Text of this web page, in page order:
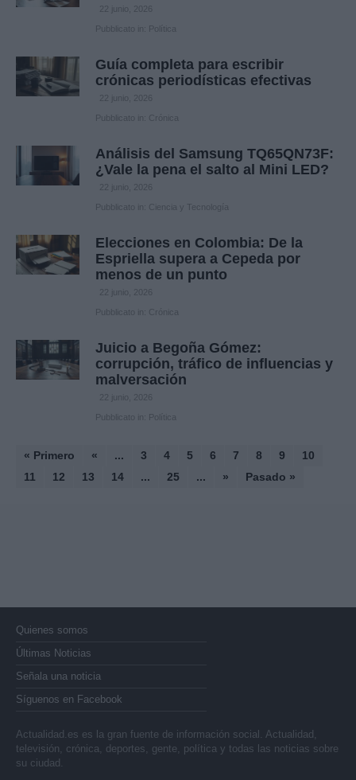
22 junio, 2026
Pubblicato in: Política
Guía completa para escribir
crónicas periodísticas efectivas
22 junio, 2026
Pubblicato in: Crónica
Análisis del Samsung TQ65QN73F:
¿Vale la pena el salto al Mini LED?
22 junio, 2026
Pubblicato in: Ciencia y Tecnología
Elecciones en Colombia: De la
Espriella supera a Cepeda por
menos de un punto
22 junio, 2026
Pubblicato in: Crónica
Juicio a Begoña Gómez:
corrupción, tráfico de influencias y
malversación
22 junio, 2026
Pubblicato in: Política
« Primero « ... 3 4 5 6 7 8 9
10
11
12 13 14 ... 25 ... » Pasado »
Quienes somos
Últimas Noticias
Señala una noticia
Síguenos en Facebook
Actualidad.es es la gran fuente de información social. Actualidad,
televisión, crónica, deportes, gente, política y todas las noticias sobre
su ciudad.